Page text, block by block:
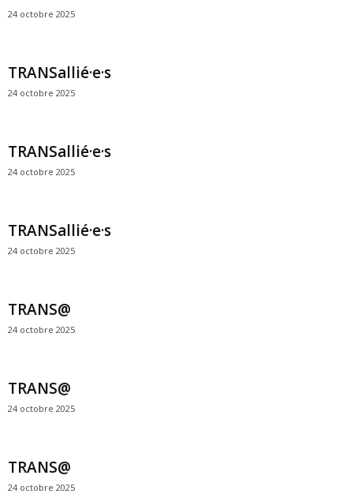
24 octobre 2025
TRANSallié·e·s
24 octobre 2025
TRANSallié·e·s
24 octobre 2025
TRANSallié·e·s
24 octobre 2025
TRANS@
24 octobre 2025
TRANS@
24 octobre 2025
TRANS@
24 octobre 2025